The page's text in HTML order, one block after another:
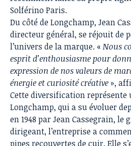
Solférino Paris.
Du côté de Longchamp, Jean
directeur général, se réjouit de
l’univers de la marque. « Nous
esprit d’enthousiasme pour
expression de nos valeurs de
énergie et curiosité créative »,
Cette diversification représente
Longchamp, qui a su évoluer
en 1948 par Jean Cassegrain, le
dirigeant, l’entreprise a
pipes recouvertes de cuir. Elle